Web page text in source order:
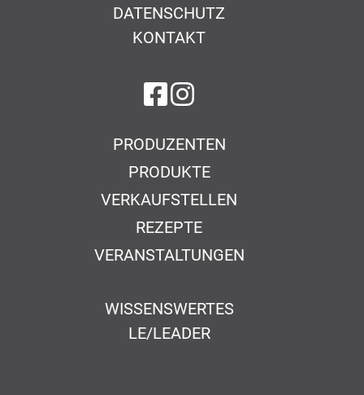
DATENSCHUTZ
KONTAKT
auf Facebook
auf Instagram
PRODUZENTEN
PRODUKTE
VERKAUFSTELLEN
REZEPTE
VERANSTALTUNGEN
WISSENSWERTES
LE/LEADER